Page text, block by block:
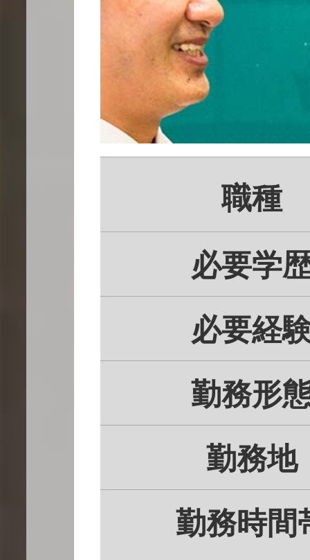
ビジョ
先輩社
採用情
職種
必要学
必要経
勤務形
勤務地
勤務時間